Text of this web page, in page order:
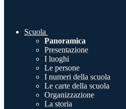
Scuola
Panoramica
Presentazione
I luoghi
Le persone
I numeri della scuola
Le carte della scuola
Organizzazione
La storia